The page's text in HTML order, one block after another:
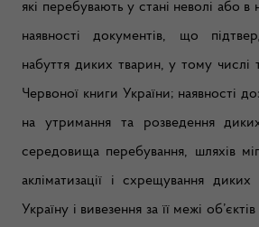
які перебувають у стані неволі або в
наявності документів, що
набуття диких тварин, у тому числі
Червоної книги України; наявності
на утримання та розведення
середовища перебування, шляхів
акліматизації і схрещування
Україну і вивезення за її межі